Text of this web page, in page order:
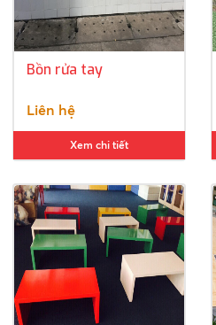
Bồn rửa tay
Liên hệ
Xem chi tiết